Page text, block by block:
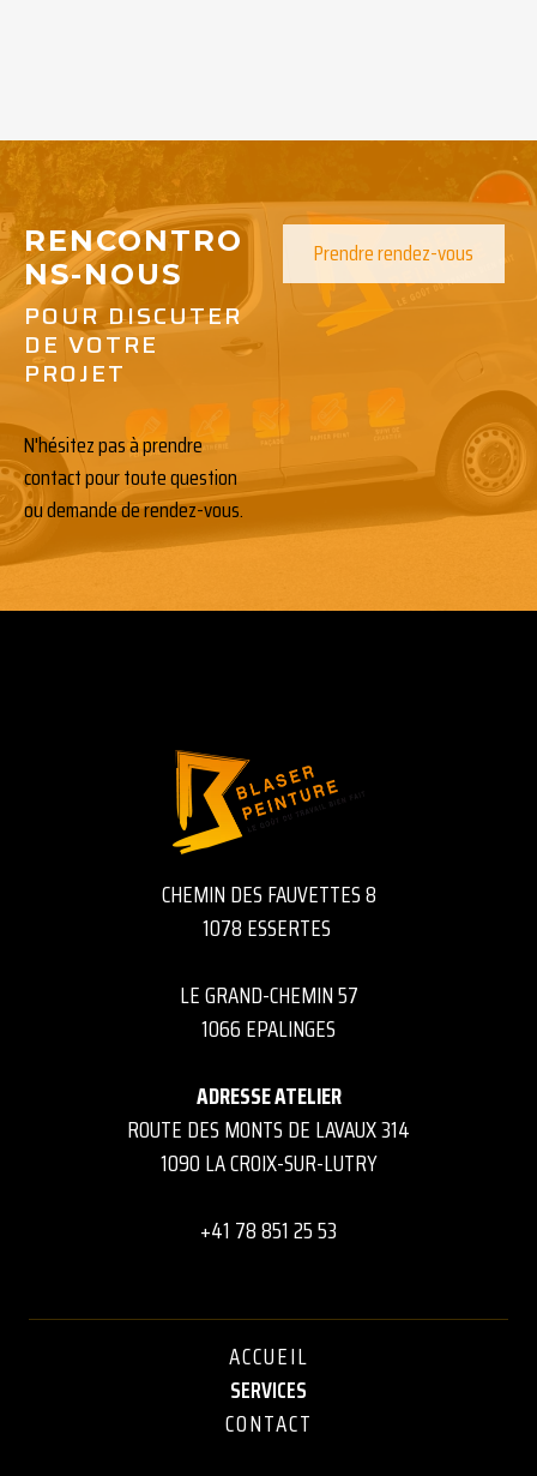
RENCONTRO
NS-NOUS
POUR DISCUTER
DE VOTRE
PROJET
N'hésitez pas à prendre
contact pour toute question
ou demande de rendez-vous.
Prendre rendez-vous
CHEMIN DES FAUVETTES 8
1078 ESSERTES
LE GRAND-CHEMIN 57
1066 EPALINGES
ADRESSE ATELIER
ROUTE DES MONTS DE LAVAUX 314
1090 LA CROIX-SUR-LUTRY
+41 78 851 25 53
ACCUEIL
SERVICES
CONTACT